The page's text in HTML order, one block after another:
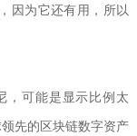
因为它还有用，所以
，可能是显示比例太
先的区块链数字资产